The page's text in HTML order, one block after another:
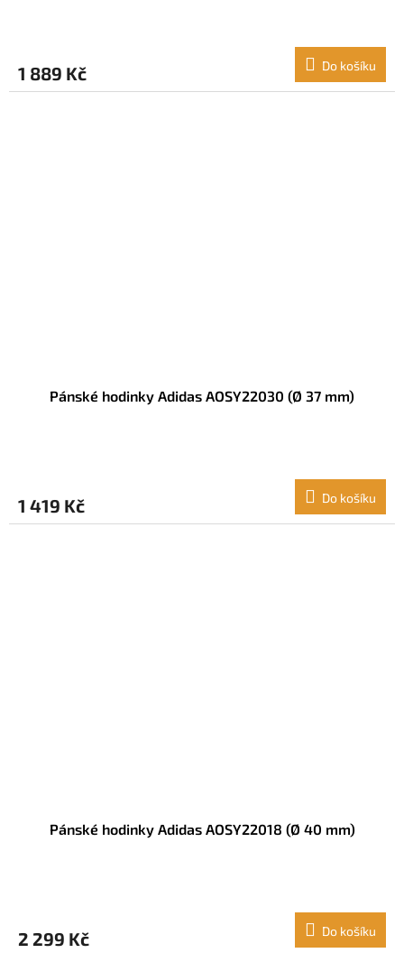
1 889 Kč Do košíku
Pánské hodinky Adidas AOSY22030 (Ø 37 mm)
1 419 Kč Do košíku
Pánské hodinky Adidas AOSY22018 (Ø 40 mm)
2 299 Kč Do košíku